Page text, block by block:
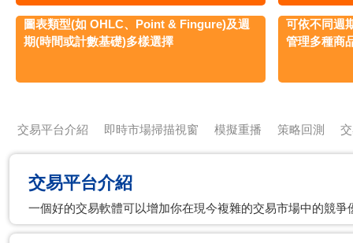
圖表類型(如 OHLC、Point & Fingure)及週
期(時間或計數基礎)多樣選擇
可依不同週
管理多種商
交易平台介紹 即時市場掃描視窗 模擬重播 策略回測
交易平台介紹
一個好的交易軟體可以增加你在現今複雜的交易市場中的競爭